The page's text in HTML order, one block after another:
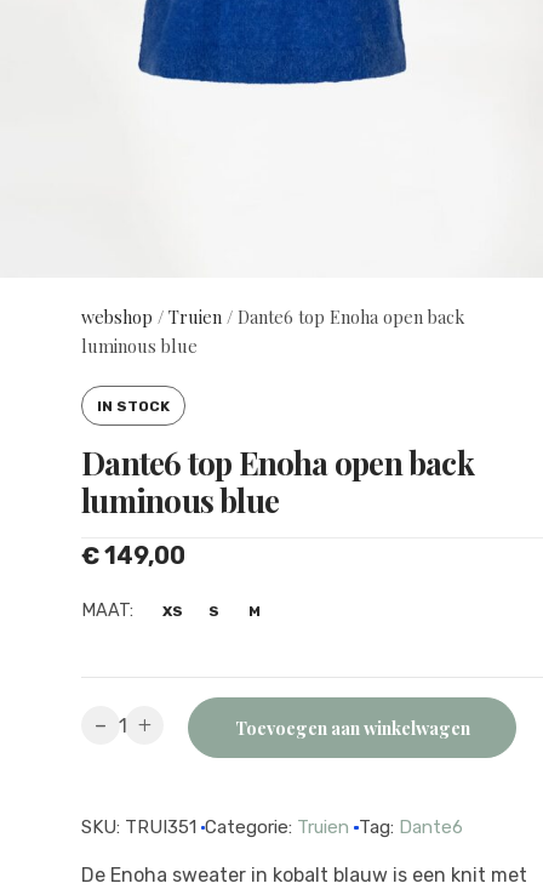
webshop /Truien /Dante6 top Enoha open back
luminous blue
IN STOCK
Dante6 top Enoha open back
luminous blue
€149,00
MAAT: XS S M
+
-
Dante6
luminous
Toevoegen aan winkelwagen
SKU: TRUI351 Categorie: Truien Tag: Dante6
De Enoha sweater in kobalt blauw is een knit met